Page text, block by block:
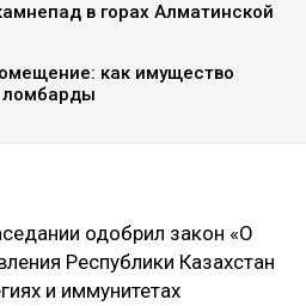
в горах Алматинской
как имущество
ломбарды
одобрил закон «О
Республики Казахстан
и иммунитетах